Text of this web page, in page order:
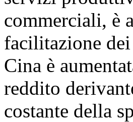
commerciali, è
facilitazione
Cina è
reddito
costante della